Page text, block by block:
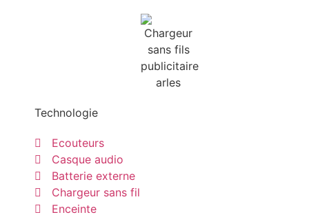
Technologie
Ecouteurs
Casque audio
Batterie externe
Chargeur sans fil
Enceinte